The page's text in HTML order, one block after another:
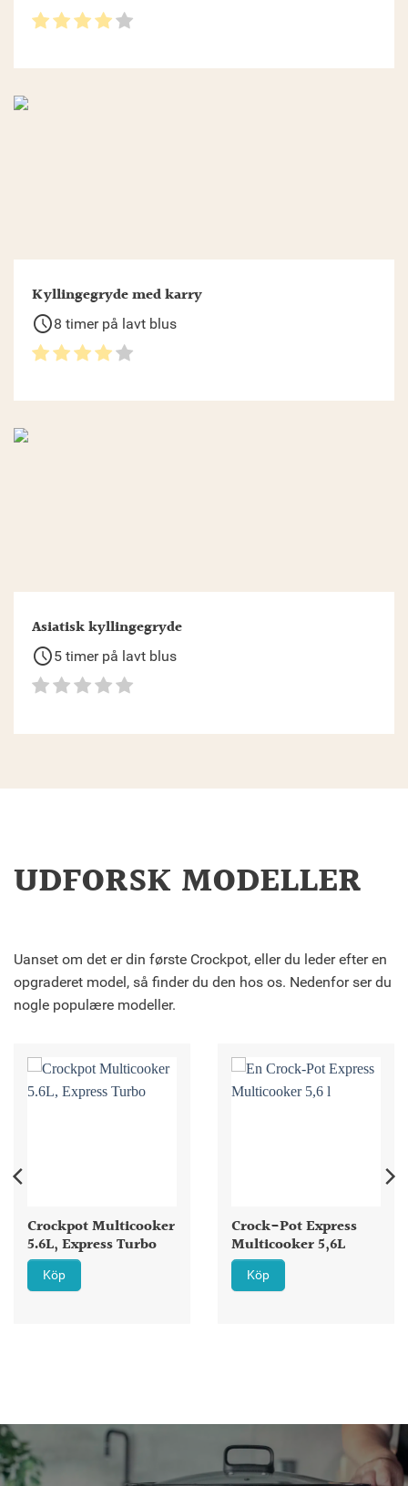
Kyllingegryde med karry
schedule8 timer på lavt blus
Asiatisk kyllingegryde
schedule5 timer på lavt blus
UDFORSK MODELLER
Uanset om det er din første Crockpot, eller du leder efter en
opgraderet model, så finder du den hos os. Nedenfor ser du
nogle populære modeller.
Crockpot Multicooker
5.6L, Express Turbo
Köp
Crock-Pot Express
Multicooker 5,6L
Köp